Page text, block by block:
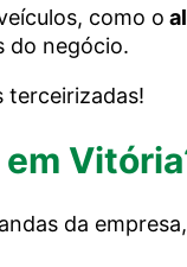
como o
do negócio.
terceirizadas!
da